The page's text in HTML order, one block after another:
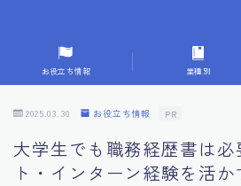
9.転職成功者の事例分析とアドバ
10.面接官に好印象を与える方法
11.キャリアアップを目指す人の
お役立ち情報 業種別
2025.03.30 お役立ち情報 PR
大学生でも職務経歴書は必
ト・インターン経験を活